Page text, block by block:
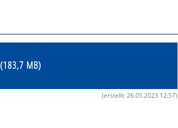
(183,7 MB)
(erstellt: 26.05.2023 12:57)